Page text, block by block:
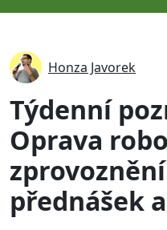
Honza Javorek
Týdenní
Oprava
přednášek